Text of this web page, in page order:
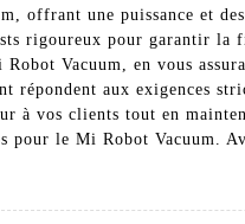
offrant une puissance et
rigoureux pour garantir
Vacuum, en vous
aux exigences
vos clients tout en
pour le Mi Robot Vacuum.